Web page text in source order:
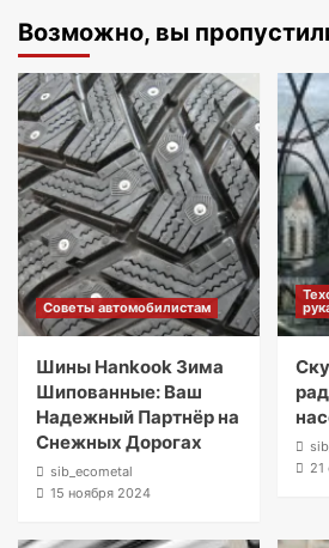
Возможно, вы
Советы автомобилистам
Шины Hankook Зима
Шипованные: Ваш
Надежный Партнёр на
Снежных Дорогах
sib_ecometal
15 ноября 2024
21